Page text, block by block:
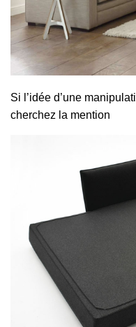
Si l’idée d’une
cherchez la mention